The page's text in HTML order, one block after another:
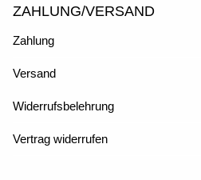
ZAHLUNG/VERSAND
Zahlung
Versand
Widerrufsbelehrung
Vertrag widerrufen